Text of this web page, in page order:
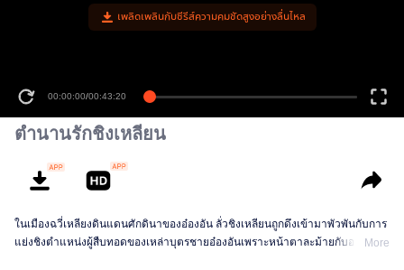
เพลิดเพลินกับซีรีส์ความคมชัดสูงอย่างลื่นไหล
00:00:00/00:43:20
ตำนานรักชิงเหลียน
ในเมืองฉวี่เหลียงดินแดนศักดินาของอ๋องอัน ลั่วชิงเหลียนถูกดึงเข้ามาพัวพันกับการ
แย่งชิงตำแหน่งผู้สืบทอดของเหล่าบุตรชายอ๋องอันเพราะหน้าตาละม้ายกับอดีตMore